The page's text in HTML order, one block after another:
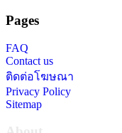
Pages
FAQ
Contact us
ติดต่อโฆษณา
Privacy Policy
Sitemap